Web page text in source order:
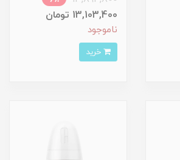
13,103,400 تومان
ناموجود